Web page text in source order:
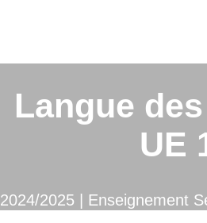
Langue
UE
2024/2025 | Enseignement